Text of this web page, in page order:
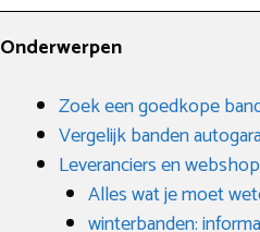
Onderwerpen
Zoek een goedkope
Vergelijk banden
Leveranciers en
Alles wat je moet
winterbanden: